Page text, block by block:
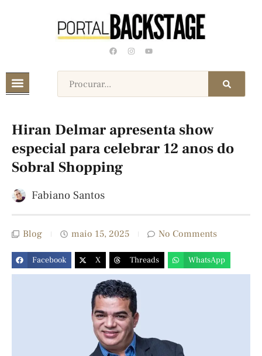
Hiran Delmar apresenta show
especial para celebrar 12 anos do
Sobral Shopping
Fabiano Santos
Blog maio 15, 2025 No Comments
Facebook X Threads WhatsApp